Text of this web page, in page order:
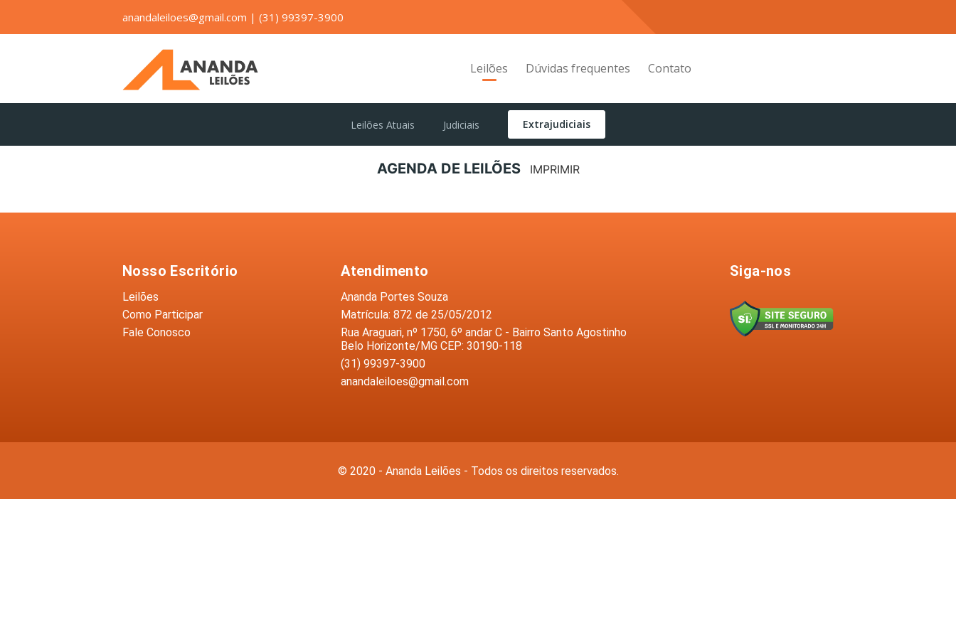
anandaleiloes@gmail.com | (31) 99397-3900
Leilões Dúvidas frequentes Contato
Leilões Atuais Judiciais Extrajudiciais
AGENDADE LEILÕES IMPRIMIR
Nosso Escritório
Leilões
Como Participar
Fale Conosco
Atendimento
Ananda Portes Souza
Matrícula: 872 de 25/05/2012
Rua Araguari, nº 1750, 6º andar C - Bairro Santo Agostinho
Belo Horizonte/MG CEP: 30190-118
(31) 99397-3900
anandaleiloes@gmail.com
Siga-nos
© 2020 - Ananda Leilões - Todos os direitos reservados.